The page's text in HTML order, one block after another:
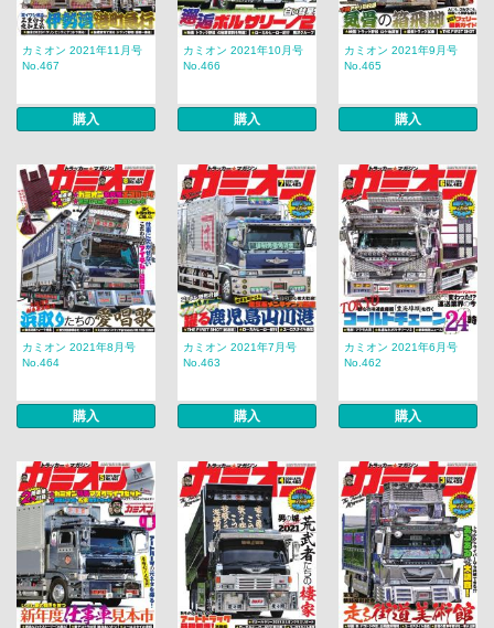
カミオン 2021年11月号
No.467
購入
カミオン 2021年10月号
No.466
購入
カミオン 2021年9月号
No.465
購入
カミオン 2021年8月号
No.464
購入
カミオン 2021年7月号
No.463
購入
カミオン 2021年6月号
No.462
購入